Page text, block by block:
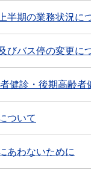
期の業務状況に
びバス停の変更に
健診・後期高齢
ついて
あわないために